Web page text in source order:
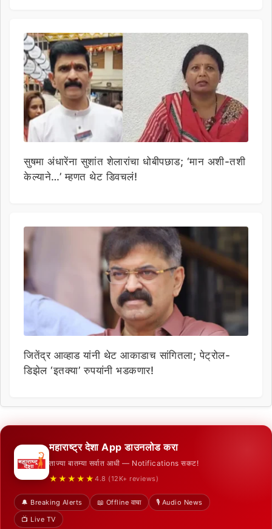
सुषमा अंधारेंना सुशांत शेलारांचा धोबीपछाड; ‘मान अशी-तशी
केल्याने…’ म्हणत थेट डिवचलं!
जितेंद्र आव्हाड यांनी थेट आकाडाच सांगितला; पेट्रोल-
डिझेल ‘इतक्या’ रुपयांनी भडकणार!
महाराष्ट्र देशा App डाउनलोड करा
ताज्या बातम्या सर्वात आधी — Notifications सकट!
★★★★★ 4.8 (12K+ reviews)
🔔 Breaking Alerts 📖 Offline वाचा
🎙️ Audio News
📺 Live TV